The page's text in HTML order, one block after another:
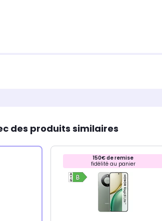
des produits similaires
150€ de remise
fidélité au panier